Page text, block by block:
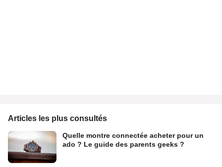
Articles les plus consultés
Quelle montre connectée acheter pour un
ado ? Le guide des parents geeks ?